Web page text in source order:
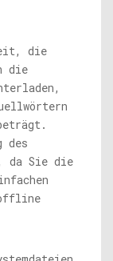
die
die
des
da Sie die